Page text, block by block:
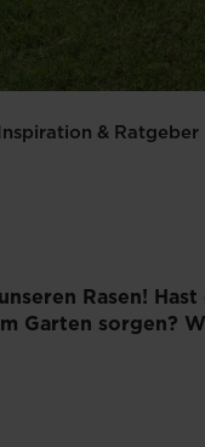
& Ratgeber
Rasen!
Garten sorgen?